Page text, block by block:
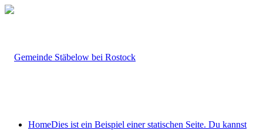
HomeDies ist ein Beispiel einer statischen Seite. Du kannst